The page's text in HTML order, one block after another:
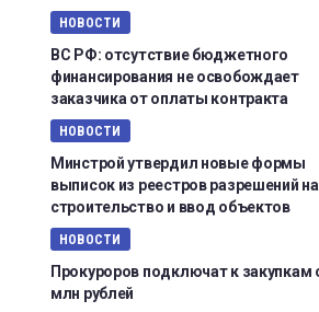
НОВОСТИ
ВС РФ: отсутствие бюджетного
финансирования не освобождает
заказчика от оплаты контракта
НОВОСТИ
Минстрой утвердил новые формы
выписок из реестров разрешений на
строительство и ввод объектов
НОВОСТИ
Прокуроров подключат к закупкам
млн рублей